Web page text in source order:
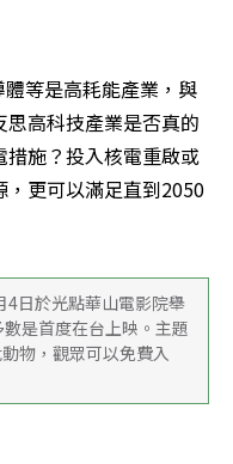
等是高耗能產業，與
高科技產業是否真的
施？投入核電重啟或
更可以滿足直到2050
4日於光點華山電影院舉
是首度在台上映。主題
物，觀眾可以免費入